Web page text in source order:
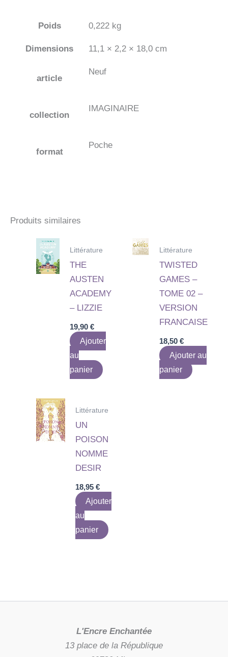
Poids 0,222 kg
Dimensions 11,1 × 2,2 × 18,0 cm
article
Neuf
collection
IMAGINAIRE
format
Poche
Produits similaires
Littérature
THE
AUSTEN
ACADEMY
– LIZZIE
19,90€
Ajouter
au
panier
Littérature
TWISTED
GAMES –
TOME 02 –
VERSION
FRANCAISE
18,50 €
Ajouter au
panier
Littérature
UN
POISON
NOMME
DESIR
18,95€
Ajouter
au
panier
L'Encre Enchantée
13 place de la République